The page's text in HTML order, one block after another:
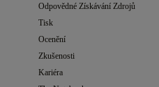
Odpovědné Získávání Zdrojů
Tisk
Ocenění
Zkušenosti
Kariéra